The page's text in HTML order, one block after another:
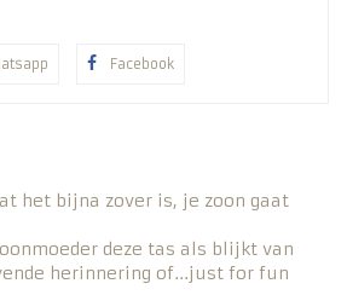
Facebook
het bijna zover is, je zoon gaat
deze tas als blijkt van
herinnering of...just for fun